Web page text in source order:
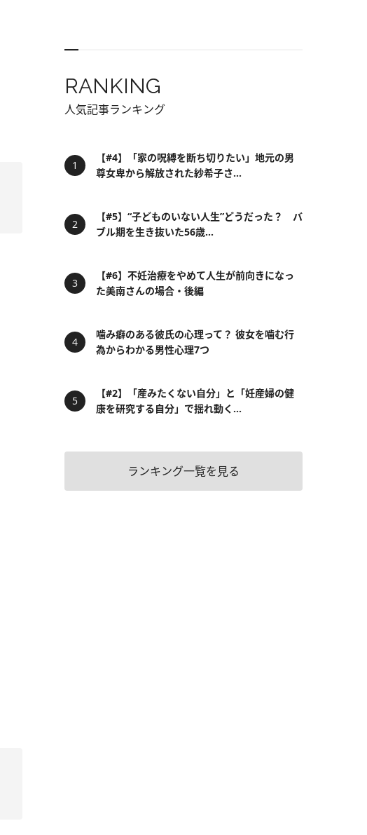
RANKING
人気記事ランキング
【#4】「家の呪縛を断ち切りたい」地元の男
尊女卑から解放された紗希子さ...
【#5】“子どものいない人生”どうだった？ バ
ブル期を生き抜いた56歳...
【#6】不妊治療をやめて人生が前向きになっ
た美南さんの場合・後編
噛み癖のある彼氏の心理って？ 彼女を噛む行
為からわかる男性心理7つ
【#2】「産みたくない自分」と「妊産婦の健
康を研究する自分」で揺れ動く...
ランキング一覧を見る